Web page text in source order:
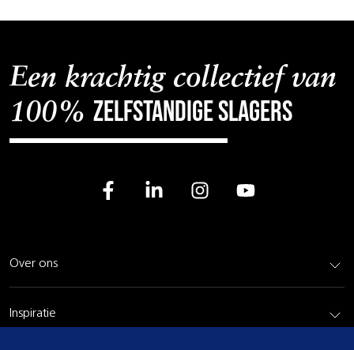
Een krachtig collectief van
100% zelfstandige slagers
Over ons
Inspiratie